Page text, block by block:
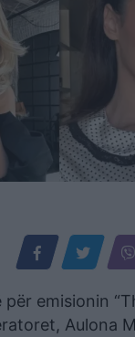
emisionin
Aulona